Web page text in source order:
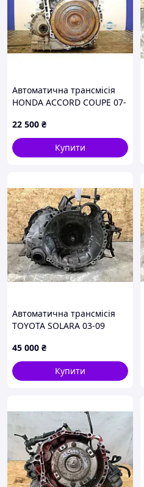
Автоматична трансмісія
HONDA ACCORD COUPE 07-
22 500 ₴
Купити
Автоматична трансмісія
TOYOTA SOLARA 03-09
45 000 ₴
Купити